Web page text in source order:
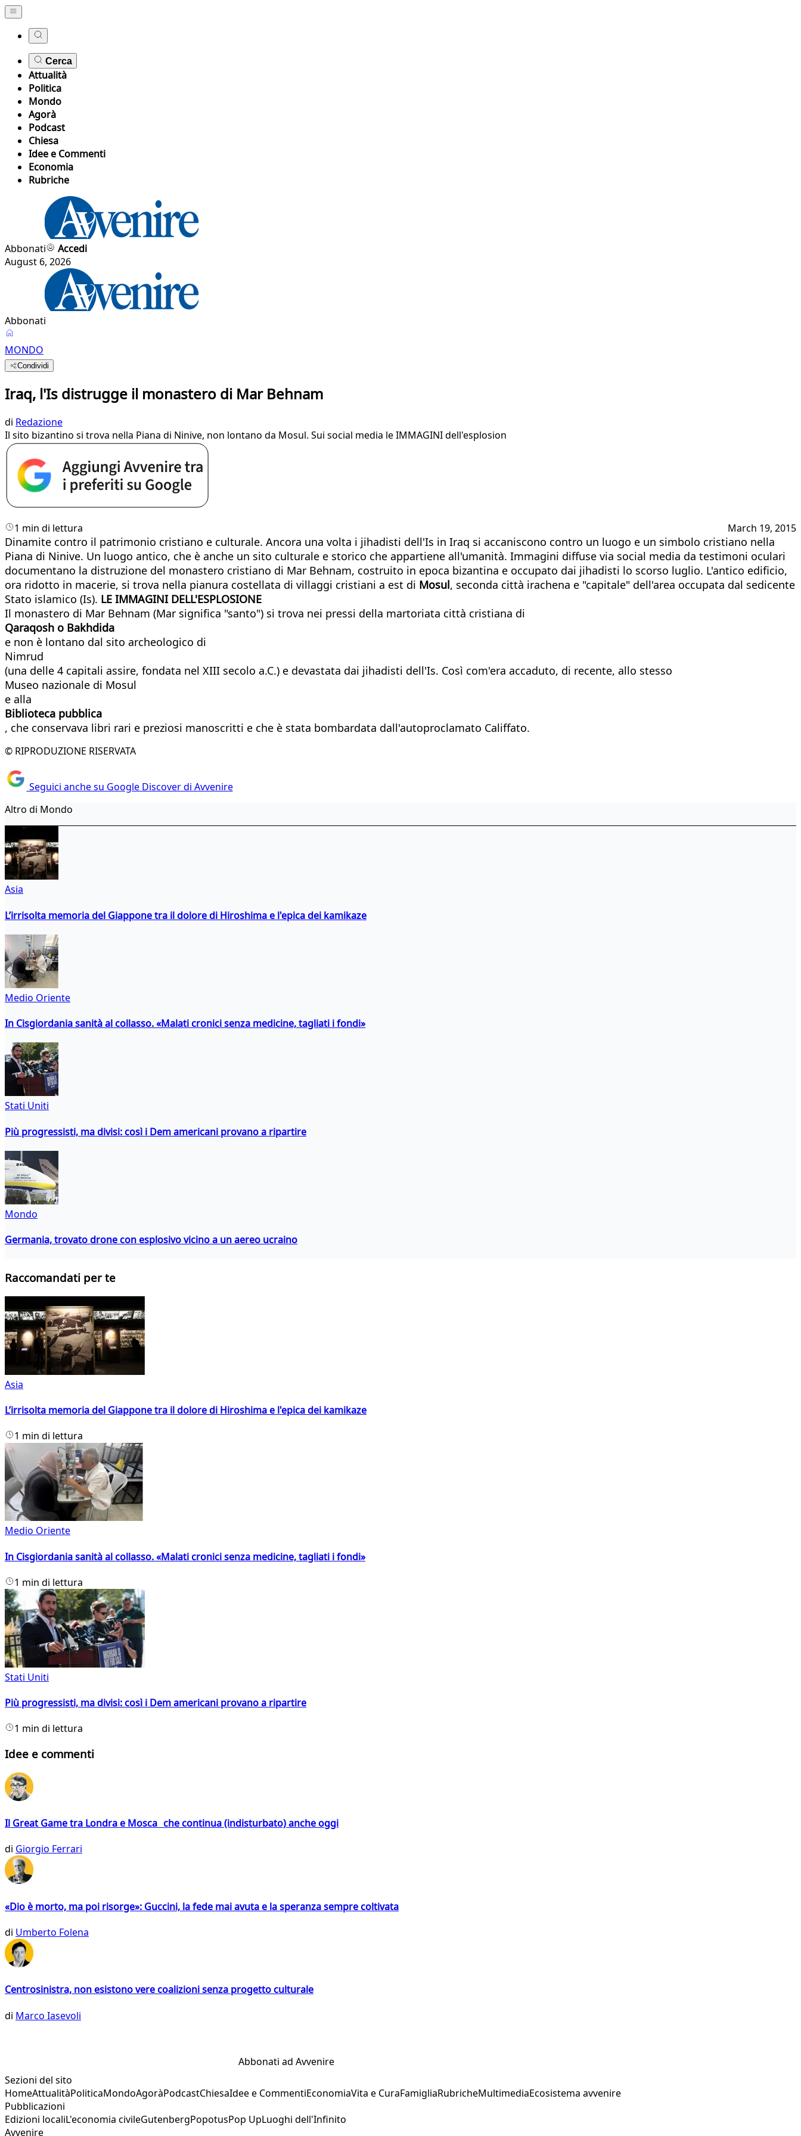
Cerca
Attualità
Politica
Mondo
Agorà
Podcast
Chiesa
Idee e Commenti
Economia
Rubriche
Abbonati
Accedi
August 6, 2026
Abbonati
MONDO
Condividi
Iraq, l'Is distrugge il monastero di Mar Behnam
di Redazione
Il sito bizantino si trova nella Piana di Ninive, non lontano da Mosul. Sui social media le IMMAGINI dell'esplosion
1 min di lettura March 19, 2015
Dinamite contro il patrimonio cristiano e culturale. Ancora una volta i jihadisti dell'Is in Iraq si accaniscono contro un luogo e un simbolo cristiano nella
Piana di Ninive. Un luogo antico, che è anche un sito culturale e storico che appartiene all'umanità. Immagini diffuse via social media da testimoni oculari
documentano la distruzione del monastero cristiano di Mar Behnam, costruito in epoca bizantina e occupato dai jihadisti lo scorso luglio. L'antico edificio,
ora ridotto in macerie, si trova nella pianura costellata di villaggi cristiani a est di Mosul, seconda città irachena e "capitale" dell'area occupata dal sedicente
Stato islamico (Is). LE IMMAGINI DELL'ESPLOSIONE
Il monastero di Mar Behnam (Mar significa "santo") si trova nei pressi della martoriata città cristiana di
Qaraqosh o Bakhdida
e non è lontano dal sito archeologico di
Nimrud
(una delle 4 capitali assire, fondata nel XIII secolo a.C.) e devastata dai jihadisti dell'Is. Così com'era accaduto, di recente, allo stesso
Museo nazionale di Mosul
e alla
Biblioteca pubblica
, che conservava libri rari e preziosi manoscritti e che è stata bombardata dall'autoproclamato Califfato.
© RIPRODUZIONE RISERVATA
Seguici anche su Google Discover di Avvenire
Altro di Mondo
Asia
L’irrisolta memoria del Giappone tra il dolore di Hiroshima e l'epica dei kamikaze
Medio Oriente
In Cisgiordania sanità al collasso. «Malati cronici senza medicine, tagliati i fondi»
Stati Uniti
Più progressisti, ma divisi: così i Dem americani provano a ripartire
Mondo
Germania, trovato drone con esplosivo vicino a un aereo ucraino
Raccomandati per te
Asia
L’irrisolta memoria del Giappone tra il dolore di Hiroshima e l'epica dei kamikaze
1 min di lettura
Medio Oriente
In Cisgiordania sanità al collasso. «Malati cronici senza medicine, tagliati i fondi»
1 min di lettura
Stati Uniti
Più progressisti, ma divisi: così i Dem americani provano a ripartire
1 min di lettura
Idee e commenti
Il Great Game tra Londra e Mosca che continua (indisturbato) anche oggi
di Giorgio Ferrari
«Dio è morto, ma poi risorge»: Guccini, la fede mai avuta e la speranza sempre coltivata
di Umberto Folena
Centrosinistra, non esistono vere coalizioni senza progetto culturale
di Marco Iasevoli
Abbonati ad Avvenire
Sezioni del sito
HomeAttualitàPoliticaMondoAgoràPodcastChiesaIdee e CommentiEconomiaVita e CuraFamigliaRubricheMultimediaEcosistema avvenire
Pubblicazioni
Edizioni localiL'economia civileGutenbergPopotusPop UpLuoghi dell'Infinito
Avvenire